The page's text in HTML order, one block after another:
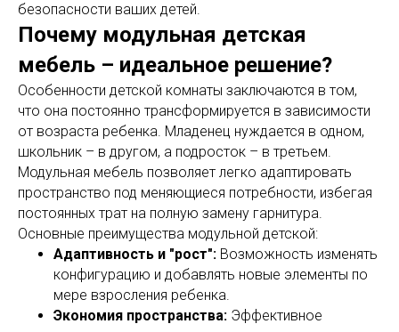
безопасности ваших детей.
Почему модульная детская
мебель – идеальное решение?
Особенности детской комнаты заключаются в том,
что она постоянно трансформируется в зависимости
от возраста ребенка. Младенец нуждается в одном,
школьник – в другом, а подросток – в третьем.
Модульная мебель позволяет легко адаптировать
пространство под меняющиеся потребности, избегая
постоянных трат на полную замену гарнитура.
Основные преимущества модульной детской:
Адаптивность и "рост": Возможность изменять
конфигурацию и добавлять новые элементы по
мере взросления ребенка.
Экономия пространства: Эффективное